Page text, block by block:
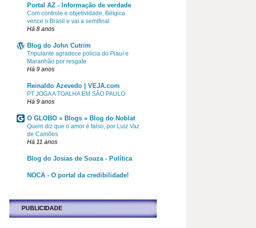
Portal AZ - Informação de verdade
Com controle e objetividade, Bélgica
vence o Brasil e vai a semifinal
Há 8 anos
Blog do John Cutrim
Tripulante agradece polícia do Piauí e
Maranhão por resgate
Há 9 anos
Reinaldo Azevedo | VEJA.com
PT JOGA A TOALHA EM SÃO PAULO
Há 9 anos
O GLOBO » Blogs » Blog do Noblat
Quem diz que o amor é falso, por Luiz Vaz
de Camões
Há 11 anos
Blog do Josias de Souza - Política
NOCA - O portal da credibilidade!
PUBLICIDADE